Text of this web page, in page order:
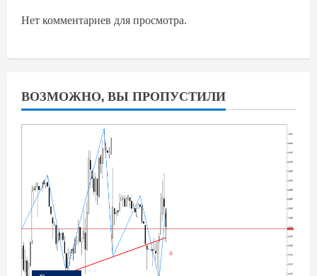
Нет комментариев для просмотра.
ВОЗМОЖНО, ВЫ ПРОПУСТИЛИ